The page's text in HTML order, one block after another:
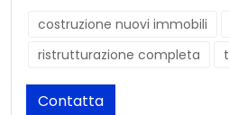
costruzione nuovi immobili
ristrutturazione completa
Contatta